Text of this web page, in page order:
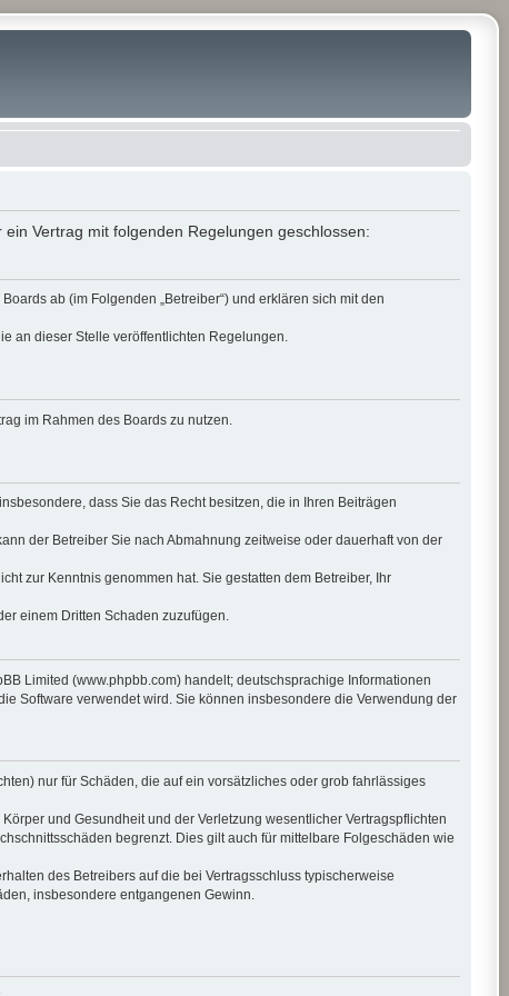
Vertrag mit folgenden Regelungen geschlossen:
ab (im Folgenden „Betreiber“) und erklären sich mit den
an dieser Stelle veröffentlichten Regelungen.
im Rahmen des Boards zu nutzen.
dass Sie das Recht besitzen, die in Ihren Beiträgen
der Betreiber Sie nach Abmahnung zeitweise oder dauerhaft von der
zur Kenntnis genommen hat. Sie gestatten dem Betreiber, Ihr
einem Dritten Schaden zuzufügen.
Limited (www.phpbb.com) handelt; deutschsprachige Informationen
Software verwendet wird. Sie können insbesondere die Verwendung der
nur für Schäden, die auf ein vorsätzliches oder grob fahrlässiges
und Gesundheit und der Verletzung wesentlicher Vertragspflichten
begrenzt. Dies gilt auch für mittelbare Folgeschäden wie
des Betreibers auf die bei Vertragsschluss typischerweise
insbesondere entgangenen Gewinn.